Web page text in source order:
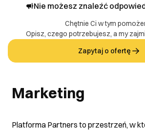
Nie możesz znaleźć
Chętnie Ci w tym
Opisz, czego potrzebujesz, a my
Zapytaj o ofertę
Marketing
Platforma Partners to przestrzeń, w